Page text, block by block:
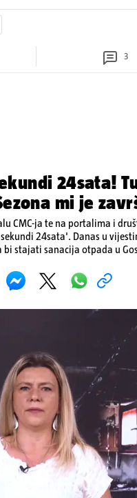
3
24sata!
mi je
CMC-ja te na portalima i
24sata'. Danas u
bi stajati sanacija otpada u
Pokretanje